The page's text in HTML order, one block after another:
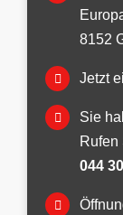
8152
Jetzt
Sie
Rufen
044